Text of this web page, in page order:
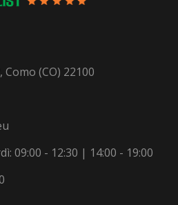
(CO) 22100
09:00 - 12:30 | 14:00 - 19:00